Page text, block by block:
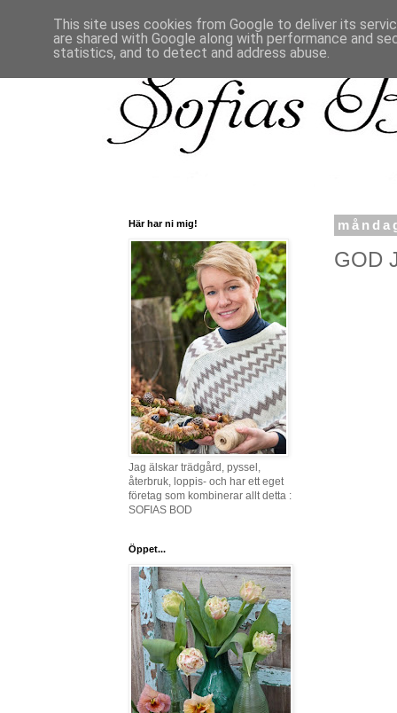
GOD
Här har ni mig!
Jag älskar trädgård, pyssel,
återbruk, loppis- och har ett eget
företag som kombinerar allt detta :
SOFIAS BOD
Öppet...
This site uses cookies from Google to deliver its
are shared with Google along with performance and
statistics, and to detect and address abuse.